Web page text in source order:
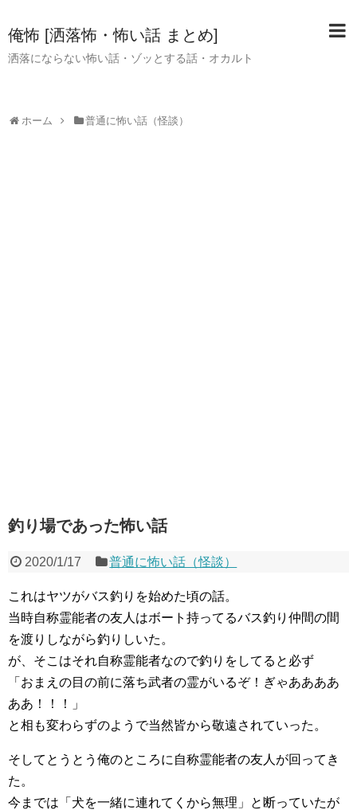
俺怖 [洒落怖・怖い話 まとめ]
洒落にならない怖い話・ゾッとする話・オカルト
ホーム 普通に怖い話（怪談）
釣り場であった怖い話
2020/1/17 普通に怖い話（怪談）
これはヤツがバス釣りを始めた頃の話。
当時自称霊能者の友人はボート持ってるバス釣り仲間の間
を渡りしながら釣りしいた。
が、そこはそれ自称霊能者なので釣りをしてると必ず
「おまえの目の前に落ち武者の霊がいるぞ！ぎゃああああ
ああ！！！」
と相も変わらずのようで当然皆から敬遠されていった。
そしてとうとう俺のところに自称霊能者の友人が回ってき
た。
今までは「犬を一緒に連れてくから無理」と断っていたが